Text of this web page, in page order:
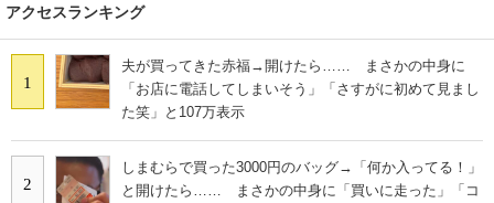
アクセスランキング
1
夫が買ってきた赤福→開けたら…… まさかの中身に
「お店に電話してしまいそう」「さすがに初めて見まし
た笑」と107万表示
2
しまむらで買った3000円のバッグ→「何か入ってる！」
と開けたら…… まさかの中身に「買いに走った」「コ